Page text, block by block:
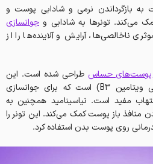
به بازگرداندن نرمی و شادابی پوست و
می‌کند. تونرها به شادابی و جوانسازی
ناخالصی‌ها، آرایش و آلاینده‌ها را از
پوست‌های حساس طراحی شده است. این
تونر حاوی نیاسینامید (نوعی ویتامین B3) است که برای جوانسازی
مفید است. نیاسینامید همچنین به
منافذ باز پوست کمک می‌کند. این تونر را
روی پوست بدن استفاده کرد.